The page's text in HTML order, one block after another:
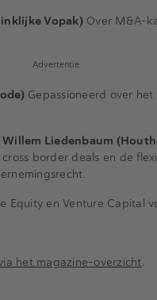
Vopak)Over M&A-
Advertentie
Gepassioneerd over het
Willem Liedenbaum
border deals en de
Equity en Venture Capital
het magazine-overzicht.